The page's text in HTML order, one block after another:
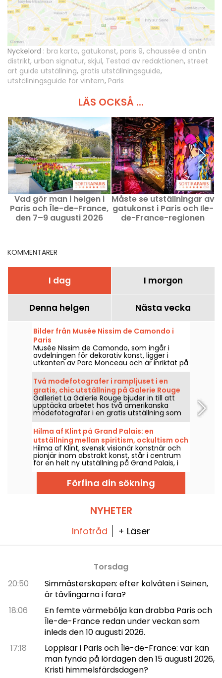
Nyckelord : bra karta, gatukonst, paris 9, chaussée d antin
distrikt, urban signatur, skjul, Testad av redaktionen, street
art guide utställning, gratis utställningsguide,
utställningsguide för vintern, Paris
LÄS OCKSÅ ...
Vad gör man i helgen i
Paris och Île-de-France,
den 7–9 augusti 2026
Måste se utställningar av
gatukonst i Paris och Ile-
de-France-regionen
KOMMENTARER
I dag I morgon
Denna helgen Nästa vecka
Bilder från Musée Nissim de Camondo i
Paris
Musée Nissim de Camondo, som ingår i
avdelningen för dekorativ konst, ligger i
utkanten av Parc Monceau och är inriktat på
fransk dekorativ konst från andra hälften av
1600-talet.
Två modefotografer i rampljuset i en
gratis, chic utställning på Galerie Rouge
Galleriet La Galerie Rouge bjuder in till att
upptäcka arbetet hos två amerikanska
modefotografer i en gratis utställning som
visas 29 maj–19 september 2026.
Hilma af Klint på Grand Palais: en
utställning mellan spiritism, ockultism och
abstraktion
Hilma af Klint, svensk visionär konstnär och
pionjär inom abstrakt konst, står i centrum
för en helt ny utställning på Grand Palais, i
samarbete med Centre Pompidou, 6 maj–
30 augusti 2026. Hennes mystiska verk,
närda av spiritism och det ockulta, visas för
första gången i Frankrike i en presentation
Templets målningar, hennes största bedrift.
Förfina din sökning
NYHETER
Infotråd + Läser
Torsdag
20:50
Simmästerskapen: efter kolväten i Seinen,
är tävlingarna i fara?
18:06
En femte värmebölja kan drabba Paris och
Île-de-France redan under veckan som
inleds den 10 augusti 2026.
17:18
Loppisar i Paris och Île-de-France: var kan
man fynda på lördagen den 15 augusti 2026,
Kristi himmelsfärdsdagen?